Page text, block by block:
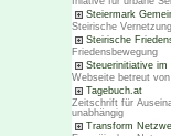
Steiermark
Steirische
Steirische
Friedensbewegung
Steuerinitiative im
Webseite betreut
Tagebuch.at
Zeitschrift für
unabhängig
Transform